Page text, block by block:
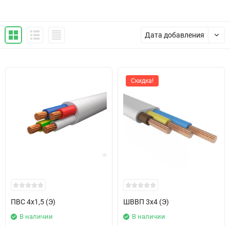
Дата добавления
ПВС 4х1,5 (Э)
В наличии
Скидка!
ШВВП 3х4 (Э)
В наличии